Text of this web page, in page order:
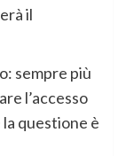
il
sempre più
l’accesso
la questione è